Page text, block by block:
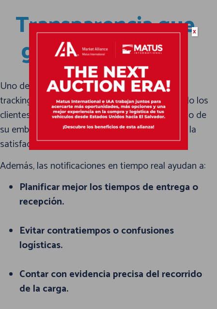
Transparencia que
genera confianza
Uno de los grandes beneficios de las apps de
tracking es la confianza que generan. Cuando los
clientes pueden verificar por sí mismos el estado de
su embarque, se reduce la ansiedad y aumenta la
satisfacción.
Además, las notificaciones en tiempo real ayudan a:
Planificar mejor los tiempos de entrega o
recepción.
Evitar contratiempos o confusiones
logísticas.
Contar con evidencia precisa del recorrido
de la carga.
x